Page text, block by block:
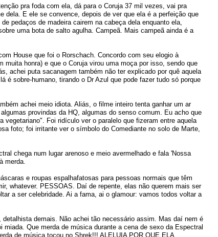
pra foda com ela, dá para o Coruja 37 mil vezes, vai pra
dela. E ele se convence, depois de ver que ela é a perfeição que
pedaços de madeira cairem na cabeça dela enquanto ela,
uma bota de salto agulha. Campeã. Mais campeã ainda é a
House que foi o Rorschach. Concordo com seu elogio à
honra) e que o Coruja virou uma moça por isso, sendo que
achei puta sacanagem também não ter explicado por quê aquela
é sobre-humano, tirando o Dr Azul que pode fazer tudo só porque
achei meio idiota. Aliás, o filme inteiro tenta ganhar um ar
provindas da HQ, algumas do senso comum. Eu acho que
Foi ridículo ver o paralelo que fizeram entre aquela
foto; foi irritante ver o símbolo do Comediante no solo de Marte,
chega num lugar arenoso e meio avermelhado e fala 'Nossa
merda.
e roupas espalhafatosas para pessoas normais que têm
whatever. PESSOAS. Daí de repente, elas não querem mais ser
a ser celebridade. Ai a fama, ai o glamour: vamos todos voltar a
demais. Não achei tão necessário assim. Mas daí nem é
Que merda de música durante a cena de sexo da Espectral
de música tocou no Shrek!!! ALELUIA POR QUE ELA